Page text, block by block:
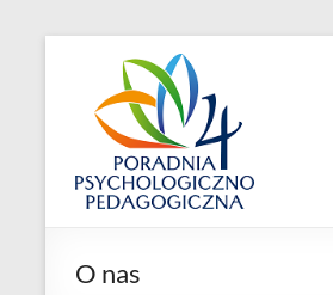
contentPoradnia
Pedagogiczna
nr
4
O nas